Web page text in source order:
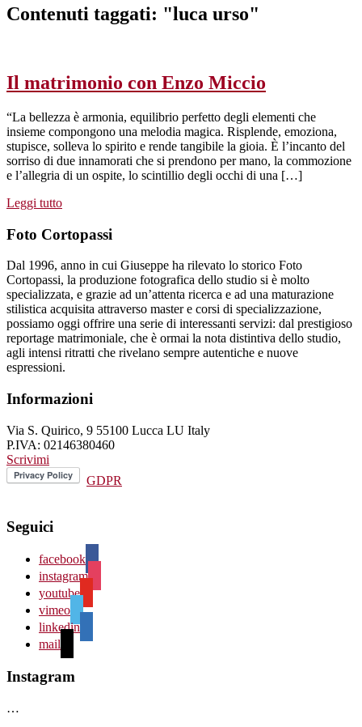
Contenuti taggati: "luca urso"
Il matrimonio con Enzo Miccio
“La bellezza è armonia, equilibrio perfetto degli elementi che
insieme compongono una melodia magica. Risplende, emoziona,
stupisce, solleva lo spirito e rende tangibile la gioia. È l’incanto del
sorriso di due innamorati che si prendono per mano, la commozione
e l’allegria di un ospite, lo scintillio degli occhi di una […]
Leggi tutto
Foto Cortopassi
Dal 1996, anno in cui Giuseppe ha rilevato lo storico Foto
Cortopassi, la produzione fotografica dello studio si è molto
specializzata, e grazie ad un’attenta ricerca e ad una maturazione
stilistica acquisita attraverso master e corsi di specializzazione,
possiamo oggi offrire una serie di interessanti servizi: dal prestigioso
reportage matrimoniale, che è ormai la nota distintiva dello studio,
agli intensi ritratti che rivelano sempre autentiche e nuove
espressioni.
Informazioni
Via S. Quirico, 9 55100 Lucca LU Italy
P.IVA: 02146380460
Scrivimi
GDPR
Seguici
facebook
instagram
youtube
vimeo
linkedin
mail
Instagram
…